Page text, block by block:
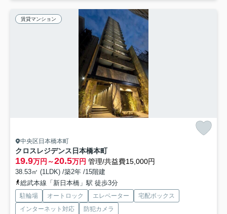
賃貸マンション
中央区日本橋本町
クロスレジデンス日本橋本町
19.9万円～20.5万円 管理/共益費15,000円
38.53㎡ (1LDK) /築2年 /15階建
総武本線「新日本橋」駅 徒歩3分
駐輪場 オートロック エレベーター
宅配ボックス
インターネット対応
防犯カメラ